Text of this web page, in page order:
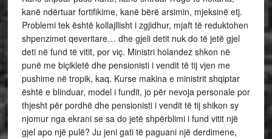
kanë ndërtuar fortifikime, kanë bërë arsimin, mjeksinë etj.
Problemi tek është kollajllisht i zgjidhur, mjaft të reduktohen
shpenzimet qeveritare… dhe gjeli detit nuk do të jetë gjel
deti në fund të vitit, por viç. Ministri holandez shkon në
punë me biçikletë dhe pensionisti i vendit të tij vjen me
pushime në tropik, kaq. Kurse makina e ministrit shqiptar
është e blinduar, model i fundit, jo për nevoja personale por
thjesht për pordhë dhe pensionisti i vendit të tij shikon sy
njomur nga ekrani se sa do jetë shpërblimi i fund vitit një
gjel apo një pulë? Ju jeni gati të paguani një derdimene,